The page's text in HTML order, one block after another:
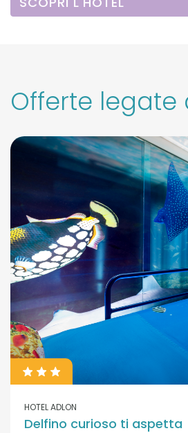
Offerte legate
HOTEL ADLON
Delfino curioso ti aspetta